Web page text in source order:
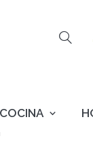
COCINA